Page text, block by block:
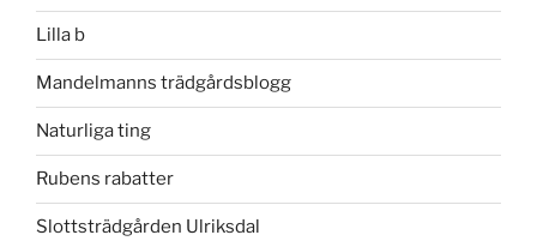
Lilla b
Mandelmanns trädgårdsblogg
Naturliga ting
Rubens rabatter
Slottsträdgården Ulriksdal